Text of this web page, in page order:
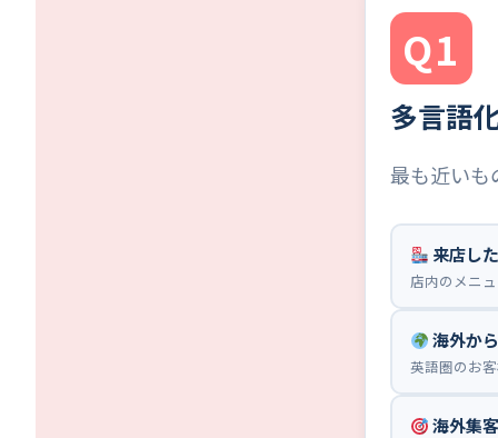
Q1
多言語
最も近い
来店し
店内のメニ
海外か
英語圏のお
海外集